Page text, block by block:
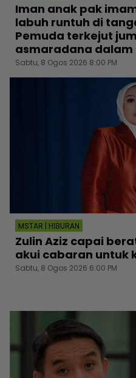
Iman anak pak
labuh runtuh di
Pemuda terkejut
asmaradana dalam
Sabtu, 8 Ogos 2026 8:00 PM
MSTAR | HIBURAN
Zulin Aziz capai
akui cabaran untuk
Sabtu, 8 Ogos 2026 6:00 PM